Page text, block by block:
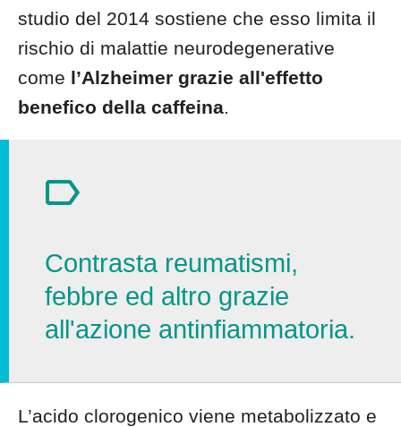
studio del 2014 sostiene che esso limita il
rischio di malattie neurodegenerative
come l’Alzheimer grazie all'effetto
benefico della caffeina.
Contrasta reumatismi,
febbre ed altro grazie
all'azione antinfiammatoria.
L’acido clorogenico viene metabolizzato e